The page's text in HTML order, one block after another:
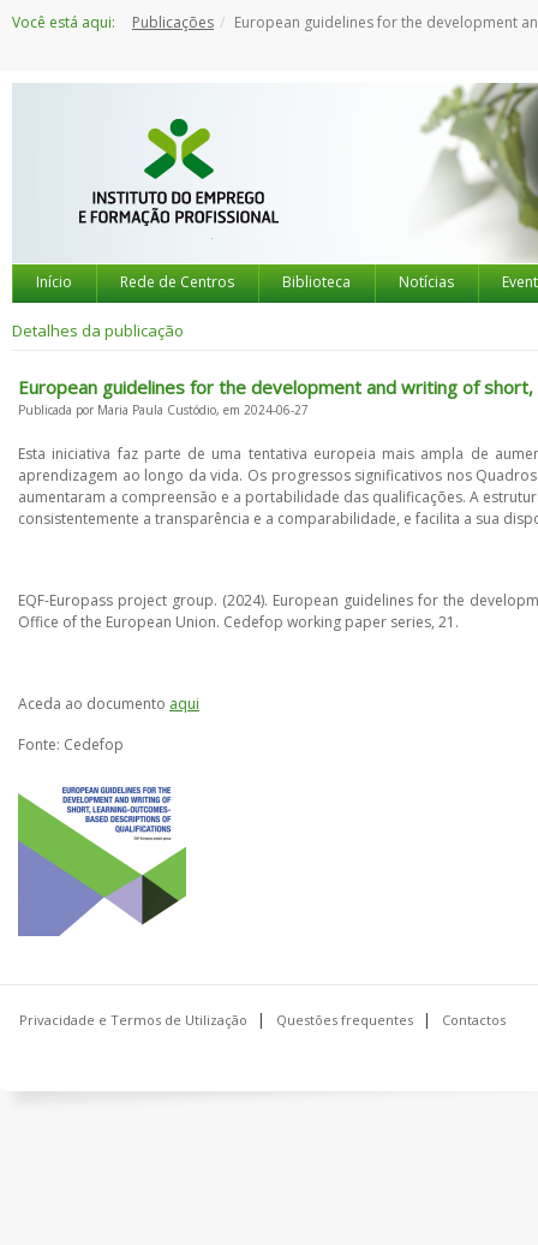
paraVocê está aqui: Publicações European guidelines for the development and writing of short, learning-outcomes-based descriptions of
Início Rede de Centros Biblioteca Notícias
Detalhes da publicação
European guidelines for the development and writing of
Publicada por Maria Paula Custódio, em 2024-06-27
Esta iniciativa faz parte de uma tentativa europeia mais ampla de
aprendizagem ao longo da vida. Os progressos significativos nos
aumentaram a compreensão e a portabilidade das qualificações. A
consistentemente a transparência e a comparabilidade, e facilita a sua
EQF-Europass project group. (2024). European guidelines for the
Office of the European Union. Cedefop working paper series, 21.
Aceda ao documento aqui
Fonte: Cedefop
Privacidade e Termos de Utilização Questões frequentes Contactos